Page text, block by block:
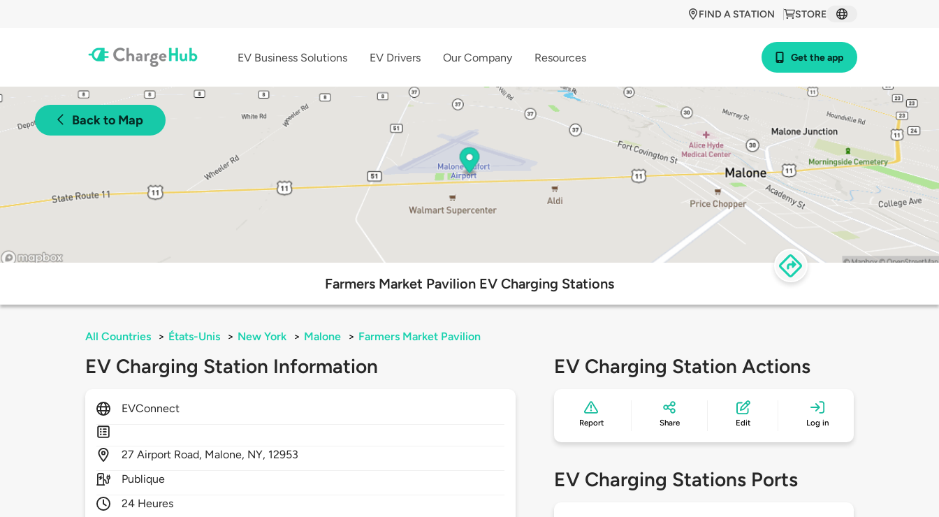
STORE
FIND A STATION
EV Business Solutions EV Drivers Our Company Resources Get the app
Back to Map
Farmers Market Pavilion EV Charging Stations
All Countries > États-Unis > New York > Malone > Farmers Market Pavilion
EV Charging Station Information
EVConnect
27Airport Road, Malone, NY, 12953
Publique
24 Heures
EV Charging Station Actions
Report Share Edit Log in
EV Charging Stations Ports